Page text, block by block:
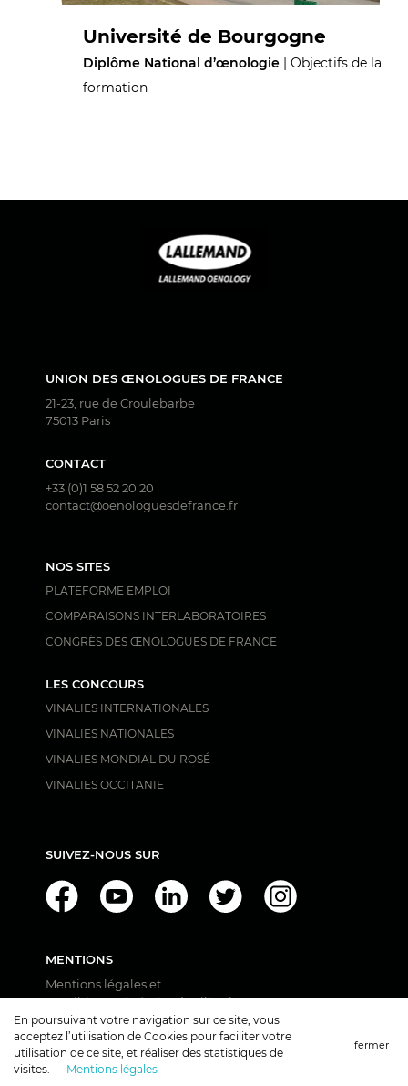
Université de Bourgogne
Diplôme National d’œnologie | Objectifs de la
formation
UNION DES ŒNOLOGUES DE FRANCE
21-23, rue de Croulebarbe
75013 Paris
CONTACT
+33 (0)1 58 52 20 20
contact@oenologuesdefrance.fr
NOS SITES
PLATEFORME EMPLOI
COMPARAISONS INTERLABORATOIRES
CONGRÈS DES ŒNOLOGUES DE FRANCE
LES CONCOURS
VINALIES INTERNATIONALES
VINALIES NATIONALES
VINALIES MONDIAL DU ROSÉ
VINALIES OCCITANIE
SUIVEZ-NOUS SUR
MENTIONS
Mentions légales et
Conditions Générales d'Utilisation
Protection des données personnelles
fermer
En poursuivant votre navigation sur ce site, vous
acceptez l’utilisation de Cookies pour faciliter votre
utilisation de ce site, et réaliser des statistiques de
visites.
Mentions légales